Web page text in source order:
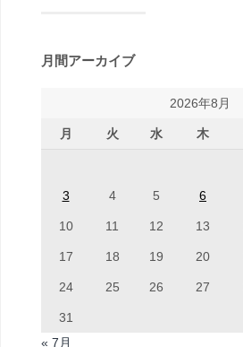
月間アーカイブ
2026年8月
月 火 水 木
3 4 5 6
10 11 12 13
17 18 19 20
24 25 26 27
31
« 7月